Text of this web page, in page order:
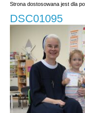
Strona dostosowana jest dla
DSC01095